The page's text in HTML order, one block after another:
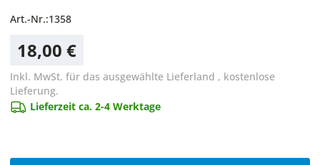
Art.-Nr.:1358
18,00 €
Inkl. MwSt. für das ausgewählte Lieferland , kostenlose
Lieferung.
Lieferzeit ca. 2-4 Werktage